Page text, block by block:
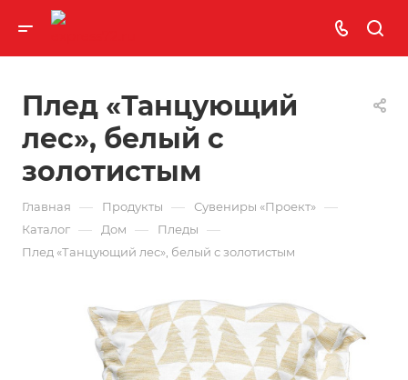
Плед «Танцующий
лес», белый с
золотистым
Главная — Продукты — Сувениры «Проект» —
Каталог — Дом — Пледы —
Плед «Танцующий лес», белый с золотистым